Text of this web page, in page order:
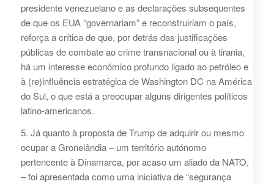
presidente venezuelano e as declarações subsequentes
de que os EUA “governariam” e reconstruiriam o país,
reforça a crítica de que, por detrás das justificações
públicas de combate ao crime transnacional ou à tirania,
há um interesse económico profundo ligado ao petróleo e
à (re)influência estratégica de Washington DC na América
do Sul, o que está a preocupar alguns dirigentes políticos
latino-americanos.
5. Já quanto à proposta de Trump de adquirir ou mesmo
ocupar a Gronelândia – um território autónomo
pertencente à Dinamarca, por acaso um aliado da NATO,
– foi apresentada como uma iniciativa de “segurança